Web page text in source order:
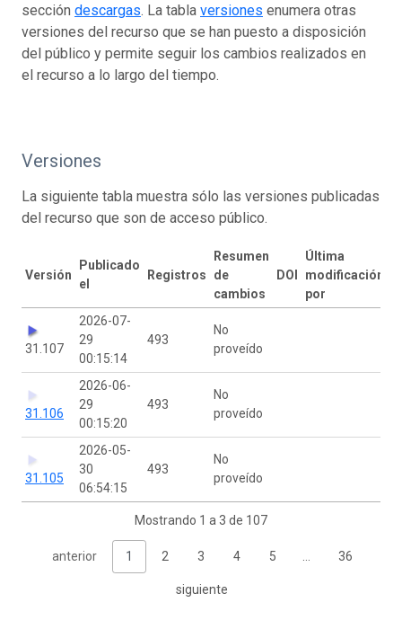
sección descargas. La tabla versiones enumera otras
versiones del recurso que se han puesto a disposición
del público y permite seguir los cambios realizados en
el recurso a lo largo del tiempo.
Versiones
La siguiente tabla muestra sólo las versiones publicadas
del recurso que son de acceso público.
Versión
Publicado
el
Registros
Resumen
de
cambios
DOI
Última
modificación
por
31.107
2026-07-
29
00:15:14
493
No
proveído
31.106
2026-06-
29
00:15:20
493
No
proveído
31.105
2026-05-
30
06:54:15
493
No
proveído
Mostrando 1 a 3 de 107
anterior 1 2 3 4 5 36
siguiente